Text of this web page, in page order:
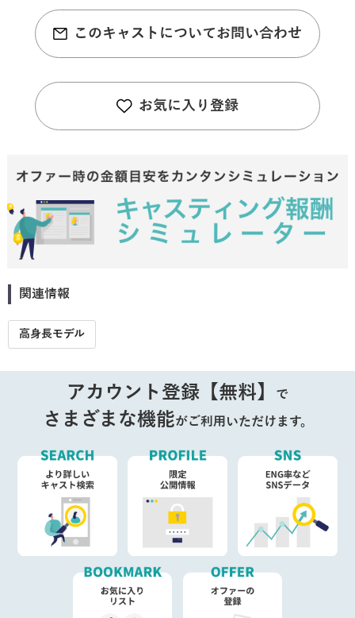
このキャストについてお問い合わせ
お気に入り登録
関連情報
高身長モデル
アカウント登録【無料】 で
さまざまな機能がご利用いただけます。